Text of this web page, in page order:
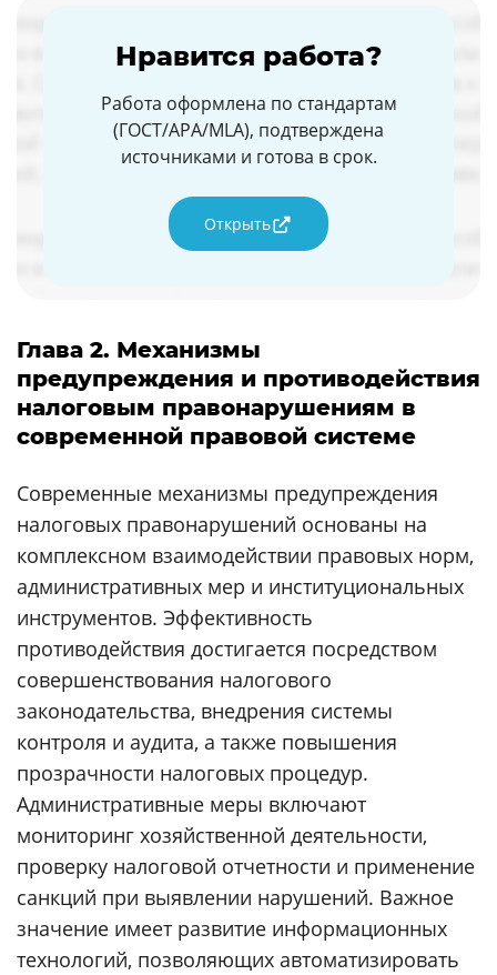
Нравится работа?
Работа оформлена по стандартам
(ГОСТ/APA/MLA), подтверждена
источниками и готова в срок.
Открыть
Глава 2. Механизмы
предупреждения и противодействия
налоговым правонарушениям в
современной правовой системе
Современные механизмы предупреждения
налоговых правонарушений основаны на
комплексном взаимодействии правовых норм,
административных мер и институциональных
инструментов. Эффективность
противодействия достигается посредством
совершенствования налогового
законодательства, внедрения системы
контроля и аудита, а также повышения
прозрачности налоговых процедур.
Административные меры включают
мониторинг хозяйственной деятельности,
проверку налоговой отчетности и применение
санкций при выявлении нарушений. Важное
значение имеет развитие информационных
технологий, позволяющих автоматизировать